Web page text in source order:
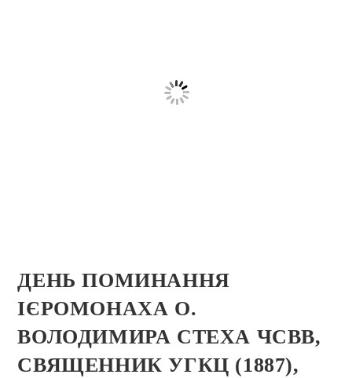
ДЕНЬ ПОМИНАННЯ
ІЄРОМОНАХА О.
ВОЛОДИМИРА СТЕХА ЧСВВ,
СВЯЩЕННИК УГКЦ (1887),